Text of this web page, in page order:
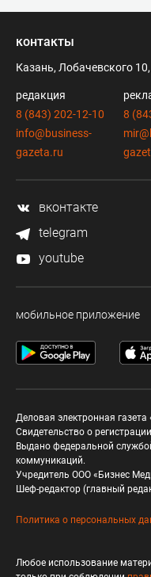
контакты
Казань, Лобачевского
редакция
8 (843) 202-12-10
info@business-
gazeta.ru
8
вконтакте
telegram
youtube
мобильное приложение
Деловая электронная газета
Свидетельство о
Выдано федеральной
коммуникаций.
Учредитель ООО «Бизнес
Шеф-редактор (главный
Политика о персональных
Любое использование